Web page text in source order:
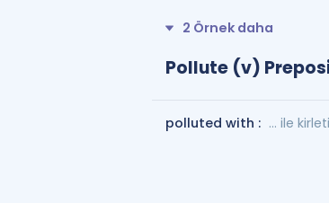
2 Örnek daha
Pollute (v)
polluted with : ... ile